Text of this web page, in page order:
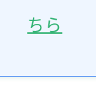
ちら